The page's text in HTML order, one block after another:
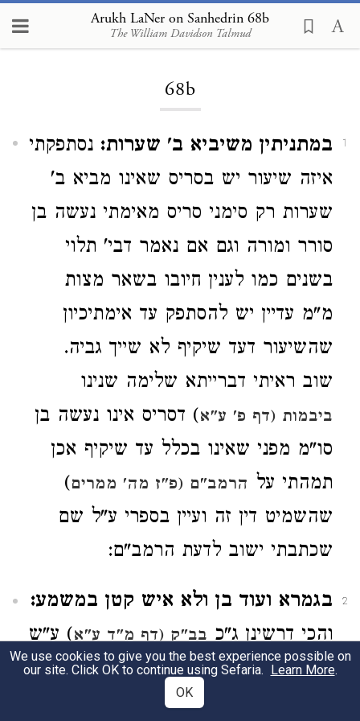
Arukh LaNer on Sanhedrin 68b
The William Davidson Talmud
Loading...
68b
1 במתניתין משיביא ב' שערות: נסתפקתי
איזה שיעור יש בסריס שאינו מביא ב'
שערות רק סימני סריס מאימתי נעשה בן
סורר ומורה וגם אם נאמר דבי' תלוי
בשנים כמו לענין חיובו בשאר מצות
מ"מ עדיין יש להסתפק עד אימתיכיון
שהשיעור דעד שיקיף לא שייך גביה.
שוב ראיתי דברייתא שלימה שנינו
ביבמות (דף פ' ע"א) דסריס אינו נעשה בן
סו"מ מפני שאינו בכלל עד שיקיף אכן
תמהתי על הרמב"ם (פ"ז מה' ממרים)
שהשמיט דין זה ועיין בספרי ע"ל שם
שכתבתי ישוב לדעת הרמב"ם:
2
בגמרא ועוד בן ולא איש קטן במשמע:
והכי דרשינן ג"כבב"ק (דף מ"ד ע"א) ע"ש
והקשה בכאן ב' קושיות כנגד הב'
תשובות שהשיבו דכנגד מה שאמר
We use cookies to give you the best experience possible on
our site. Click OK to continue using Sefaria. Learn More.
OK